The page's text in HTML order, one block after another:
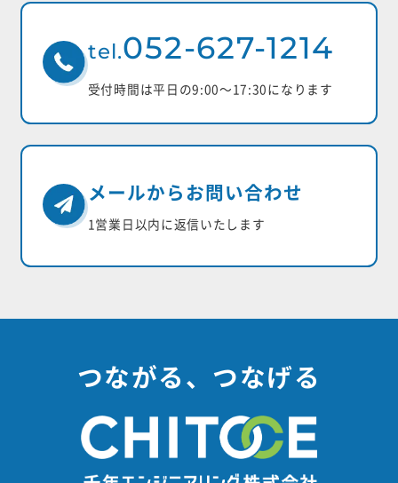
tel.052-627-1214
受付時間は平日の9:00〜17:30になります
メールからお問い合わせ
1営業日以内に返信いたします
つながる、つなげる